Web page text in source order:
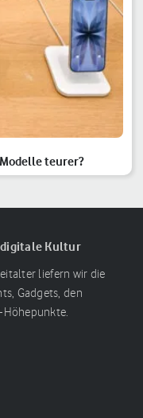
teurer?
digitale Kultur
liefern wir die
Gadgets, den
Höhepunkte.